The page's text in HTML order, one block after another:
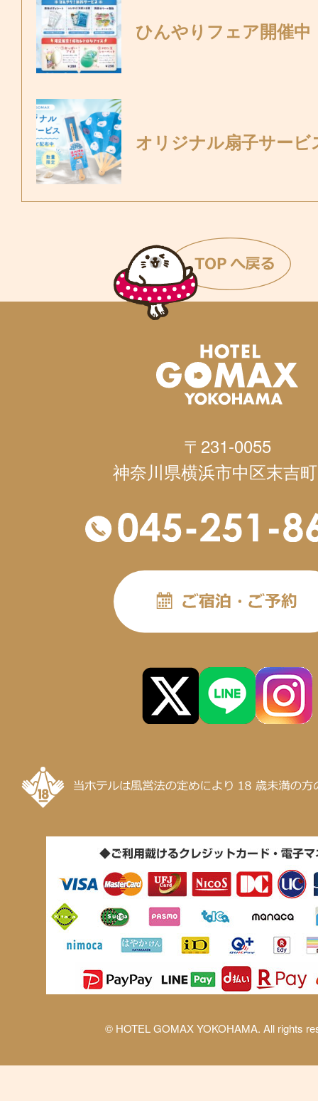
ひんやりフェア開催中
オリジナル扇子サービ
〒231-0055
神奈川県横浜市中区末吉
© HOTEL GOMAX YOKOHAMA. All rights